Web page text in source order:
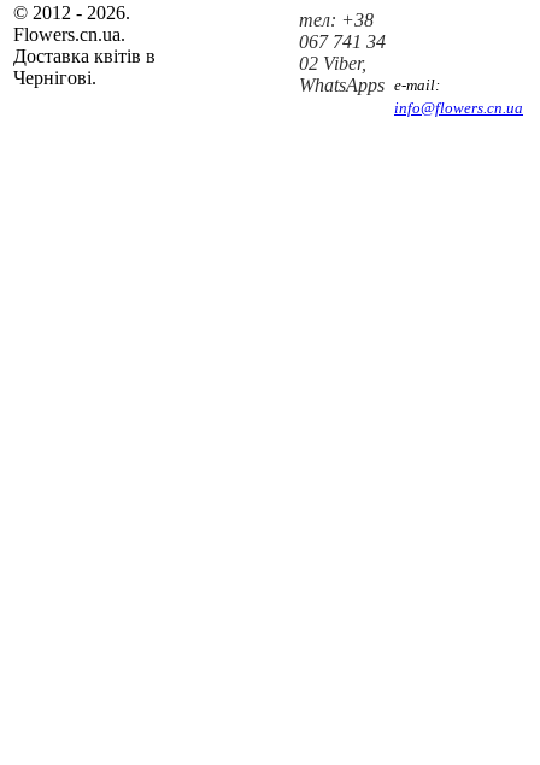
© 2012 - 2026.
Flowers.cn.ua.
Доставка квітів в
Чернігові.
тел: +38
067 741 34
02 Viber,
WhatsApps e-mail:
info@flowers.cn.ua